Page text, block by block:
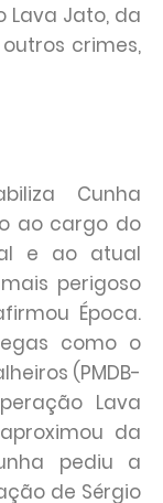
Lava Jato, da
crimes,
Cunha
ao cargo do
e ao atual
perigoso
Época.
como o
(PMDB-
Lava
da
pediu a
de Sérgio